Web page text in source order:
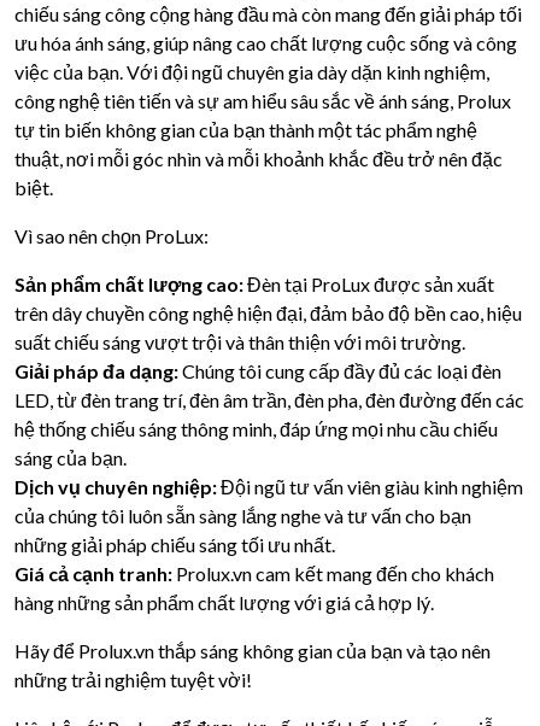
chiếu sáng công cộng hàng đầu mà còn mang đến giải pháp tối
ưu hóa ánh sáng, giúp nâng cao chất lượng cuộc sống và công
việc của bạn. Với đội ngũ chuyên gia dày dặn kinh nghiệm,
công nghệ tiên tiến và sự am hiểu sâu sắc về ánh sáng, Prolux
tự tin biến không gian của bạn thành một tác phẩm nghệ
thuật, nơi mỗi góc nhìn và mỗi khoảnh khắc đều trở nên đặc
biệt.
Vì sao nên chọn ProLux:
Sản phẩm chất lượng cao:Đèn tại ProLux được sản xuất
trên dây chuyền công nghệ hiện đại, đảm bảo độ bền cao, hiệu
suất chiếu sáng vượt trội và thân thiện với môi trường.
Giải pháp đa dạng:Chúng tôi cung cấp đầy đủ các loại đèn
LED, từ đèn trang trí, đèn âm trần, đèn pha, đèn đường đến các
hệ thống chiếu sáng thông minh, đáp ứng mọi nhu cầu chiếu
sáng của bạn.
Dịch vụ chuyên nghiệp:Đội ngũ tư vấn viên giàu kinh nghiệm
của chúng tôi luôn sẵn sàng lắng nghe và tư vấn cho bạn
những giải pháp chiếu sáng tối ưu nhất.
Giá cả cạnh tranh: Prolux.vn cam kết mang đến cho khách
hàng những sản phẩm chất lượng với giá cả hợp lý.
Hãy để Prolux.vn thắp sáng không gian của bạn và tạo nên
những trải nghiệm tuyệt vời!